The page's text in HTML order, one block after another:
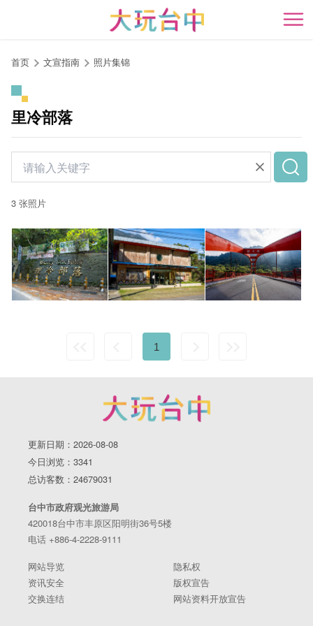
开
首页 文宣指南 照片集锦
里冷部落
3 张照片
1
更新日期：2026-08-08
今日浏览：3341
总访客数：24679031
台中市政府观光旅游局
420018台中市丰原区阳明街36号5楼
电话 +886-4-2228-9111
网站导览
隐私权
资讯安全
版权宣告
交换连结
网站资料开放宣告